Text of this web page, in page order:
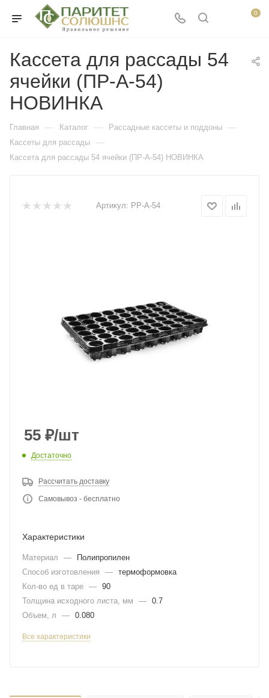
0
Кассета для рассады 54
ячейки (ПР-А-54)
НОВИНКА
Главная — Каталог — Рассадные кассеты и поддоны —
Кассеты для рассады —
Кассета для рассады 54 ячейки (ПР-А-54) НОВИНКА
Артикул: PP-А-54
55 ₽/шт
Достаточно
Рассчитать доставку
Самовывоз - бесплатно
Характеристики
Материал —
Полипропилен
Способ изготовления
— термоформовка
Кол-во ед в таре — 90
Толщина исходного листа, мм
— 0.7
Объем, л
— 0.080
Все характеристики